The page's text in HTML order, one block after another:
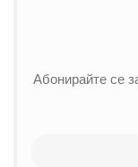
Абонирайте се